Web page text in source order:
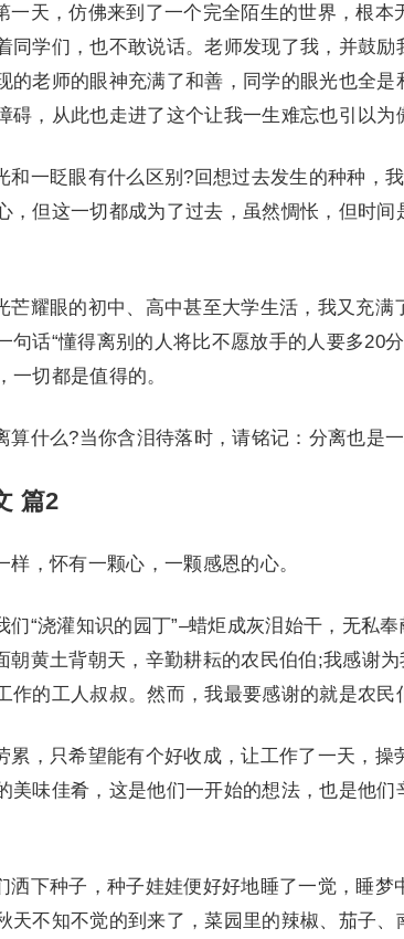
天，仿佛来到了一个完全陌生的世界，根本
同学们，也不敢说话。老师发现了我，并鼓
的老师的眼神充满了和善，同学的眼光也全
碍，从此也走进了这个让我一生难忘也引以为
一眨眼有什么区别?回想过去发生的种种，
，但这一切都成为了过去，虽然惆怅，但时
耀眼的初中、高中甚至大学生活，我又充满
句话“懂得离别的人将比不愿放手的人要多20
一切都是值得的。
么?当你含泪待落时，请铭记：分离也是一
篇2
，怀有一颗心，一颗感恩的心。
浇灌知识的园丁”–蜡炬成灰泪始干，无私奉
朝黄土背朝天，辛勤耕耘的农民伯伯;我感谢为
作的工人叔叔。然而，我最要感谢的就是农民
，只希望能有个好收成，让工作了一天，操
美味佳肴，这是他们一开始的想法，也是他
下种子，种子娃娃便好好地睡了一觉，睡梦
天不知不觉的到来了，菜园里的辣椒、茄子、